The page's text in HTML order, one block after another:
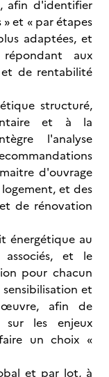
afin d'identifier
et « par étapes
adaptées, et
aux
de rentabilité
structuré,
et à la
l'analyse
d'ouvrage
et des
de rénovation
énergétique au
associés, et le
pour chacun
et
afin de
sur les enjeux
un choix «
et par lot, à